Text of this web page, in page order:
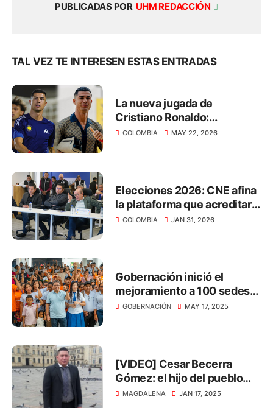
PUBLICADAS POR UHM REDACCIÓN
TAL VEZ TE INTERESEN ESTAS ENTRADAS
La nueva jugada de
Cristiano Ronaldo:
transmitirá el Mundial 2026
COLOMBIA MAY 22, 2026
Elecciones 2026: CNE afina
la plataforma que acreditará
a los actores electorales
COLOMBIA JAN 31, 2026
Gobernación inició el
mejoramiento a 100 sedes
educativas del Magdalena
GOBERNACIÓN MAY 17, 2025
[VIDEO] Cesar Becerra
Gómez: el hijo del pueblo
que lucha por la justicia
MAGDALENA JAN 17, 2025